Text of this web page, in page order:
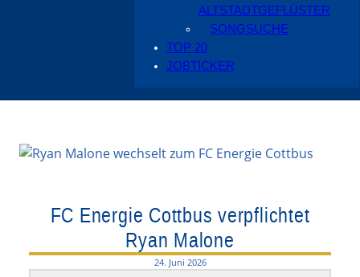
ALTSTADTGEFLÜSTER
SONGSUCHE
TOP 20
JOBTICKER
FC Energie Cottbus verpflichtet
Ryan Malone
24. Juni 2026